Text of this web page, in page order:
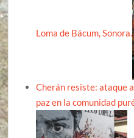
Loma de Bácum, Sonora.
Cherán resiste: ataque
paz en la comunidad